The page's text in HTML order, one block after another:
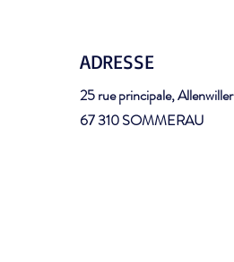
ADRESSE
25 rue principale, Allenwiller
67 310 SOMMERAU